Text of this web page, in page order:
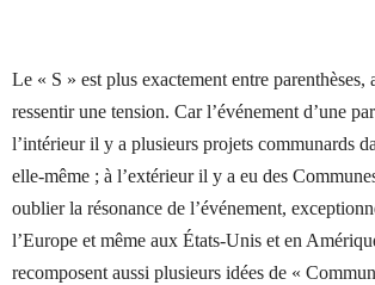
Le « S » est plus exactement entre parenthèses,
ressentir une tension. Car l’événement d’une
l’intérieur il y a plusieurs projets communards
elle-même ; à l’extérieur il y a eu des
oublier la résonance de l’événement,
l’Europe et même aux États-Unis et en
recomposent aussi plusieurs idées de «